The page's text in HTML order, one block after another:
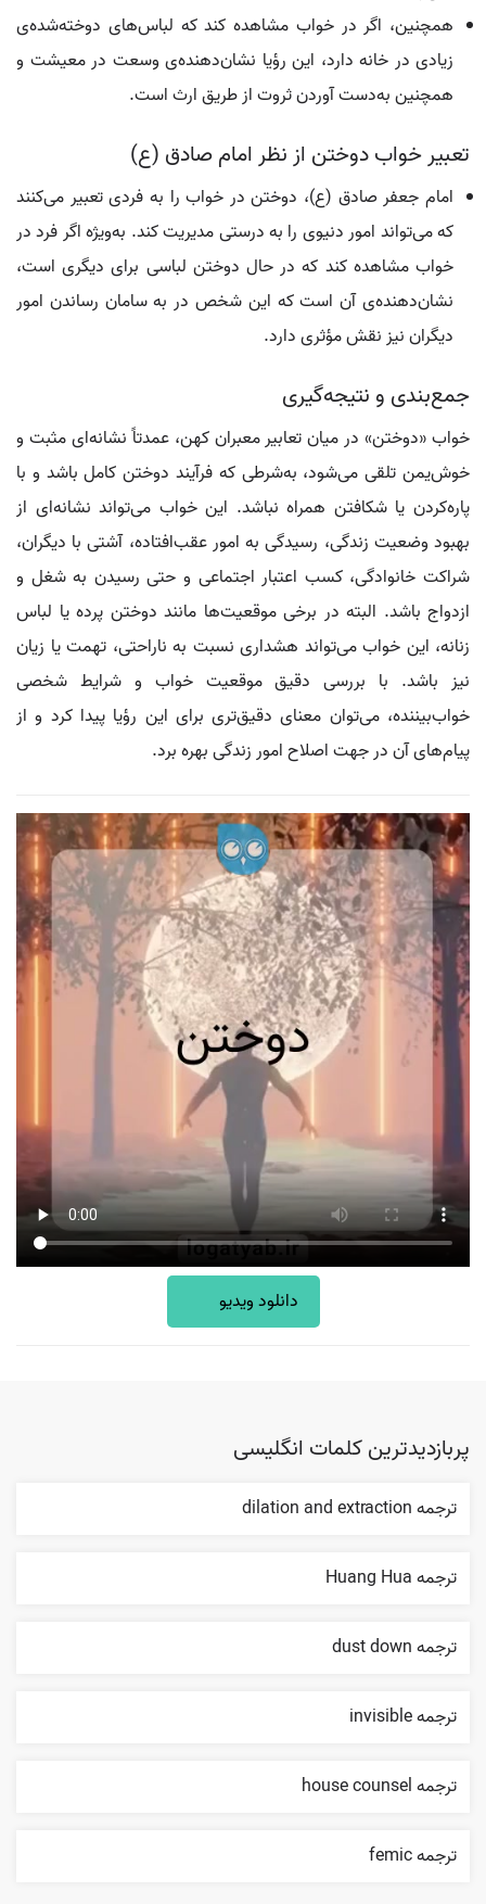
همچنین، اگر در خواب مشاهده کند که لباس‌های دوخته‌شده‌ی
زیادی در خانه دارد، این رؤیا نشان‌دهنده‌ی وسعت در معیشت و
همچنین به‌دست آوردن ثروت از طریق ارث است.
تعبیر خواب دوختن از نظر امام صادق (ع)
امام جعفر صادق (ع)، دوختن در خواب را به فردی تعبیر می‌کنند
که می‌تواند امور دنیوی را به درستی مدیریت کند. به‌ویژه اگر فرد در
خواب مشاهده کند که در حال دوختن لباسی برای دیگری است،
نشان‌دهنده‌ی آن است که این شخص در به سامان رساندن امور
دیگران نیز نقش مؤثری دارد.
جمع‌بندی و نتیجه‌گیری
خواب «دوختن» در میان تعابیر معبران کهن، عمدتاً نشانه‌ای مثبت و
خوش‌یمن تلقی می‌شود، به‌شرطی که فرآیند دوختن کامل باشد و با
پاره‌کردن یا شکافتن همراه نباشد. این خواب می‌تواند نشانه‌ای از
بهبود وضعیت زندگی، رسیدگی به امور عقب‌افتاده، آشتی با دیگران،
شراکت خانوادگی، کسب اعتبار اجتماعی و حتی رسیدن به شغل و
ازدواج باشد. البته در برخی موقعیت‌ها مانند دوختن پرده یا لباس
زنانه، این خواب می‌تواند هشداری نسبت به ناراحتی، تهمت یا زیان
نیز باشد. با بررسی دقیق موقعیت خواب و شرایط شخصی
خواب‌بیننده، می‌توان معنای دقیق‌تری برای این رؤیا پیدا کرد و از
پیام‌های آن در جهت اصلاح امور زندگی بهره برد.
دانلود ویدیو
پربازدیدترین کلمات انگلیسی
ترجمه dilation and extraction
ترجمه Huang Hua
ترجمه dust down
ترجمه invisible
ترجمه house counsel
ترجمه femic